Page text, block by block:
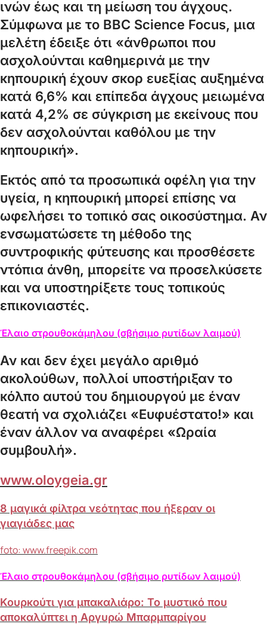
ινών έως και τη μείωση του άγχους.
Σύμφωνα με το BBC Science Focus, μια
μελέτη έδειξε ότι «άνθρωποι που
ασχολούνται καθημερινά με την
κηπουρική έχουν σκορ ευεξίας αυξημένα
κατά 6,6% και επίπεδα άγχους μειωμένα
κατά 4,2% σε σύγκριση με εκείνους που
δεν ασχολούνται καθόλου με την
κηπουρική».
Εκτός από τα προσωπικά οφέλη για την
υγεία, η κηπουρική μπορεί επίσης να
ωφελήσει το τοπικό σας οικοσύστημα. Αν
ενσωματώσετε τη μέθοδο της
συντροφικής φύτευσης και προσθέσετε
ντόπια άνθη, μπορείτε να προσελκύσετε
και να υποστηρίξετε τους τοπικούς
επικονιαστές.
Έλαιο στρουθοκάμηλου (σβήσιμο ρυτίδων λαιμού)
Αν και δεν έχει μεγάλο αριθμό
ακολούθων, πολλοί υποστήριξαν το
κόλπο αυτού του δημιουργού με έναν
θεατή να σχολιάζει «Ευφυέστατο!» και
έναν άλλον να αναφέρει «Ωραία
συμβουλή».
www.oloygeia.gr
8 μαγικά φίλτρα νεότητας που ήξεραν οι
γιαγιάδες μας
foto: www.freepik.com
Έλαιο στρουθοκάμηλου (σβήσιμο ρυτίδων λαιμού)
Κουρκούτι για μπακαλιάρο: Το μυστικό που
αποκαλύπτει η Αργυρώ Μπαρμπαρίγου